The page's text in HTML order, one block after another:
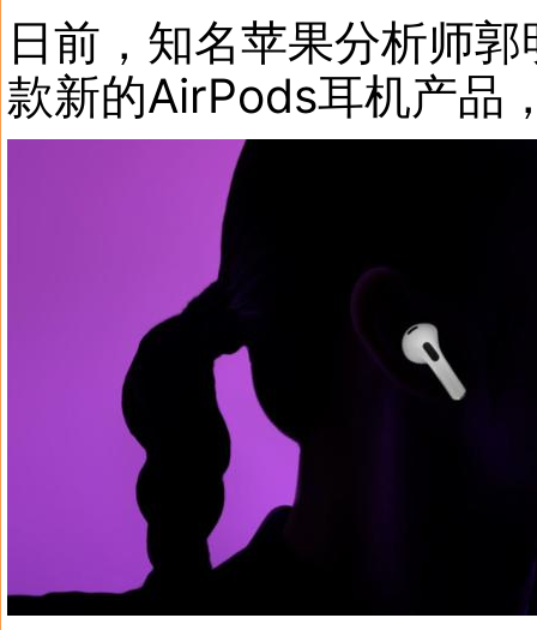
日前，知名苹果分析师
款新的AirPods耳机产品